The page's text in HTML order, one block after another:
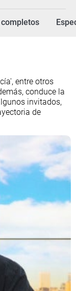
entre otros
conduce la
invitados,
de